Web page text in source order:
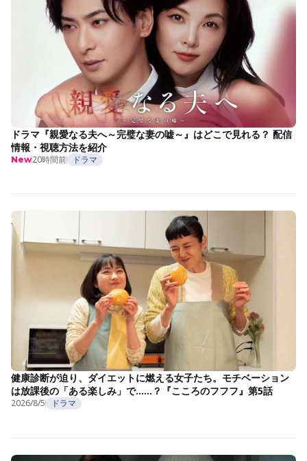
ドラマ『親愛なる夫へ～完璧な妻の嘘～』はどこで見れる？ 配信
情報・視聴方法を紹介
New20時間前 ドラマ
健康診断が迫り、ダイエットに燃える女子たち。モチベーション
は放課後の「ある楽しみ」で……？『こころのフフフ』第5話
2026/8/5 ドラマ